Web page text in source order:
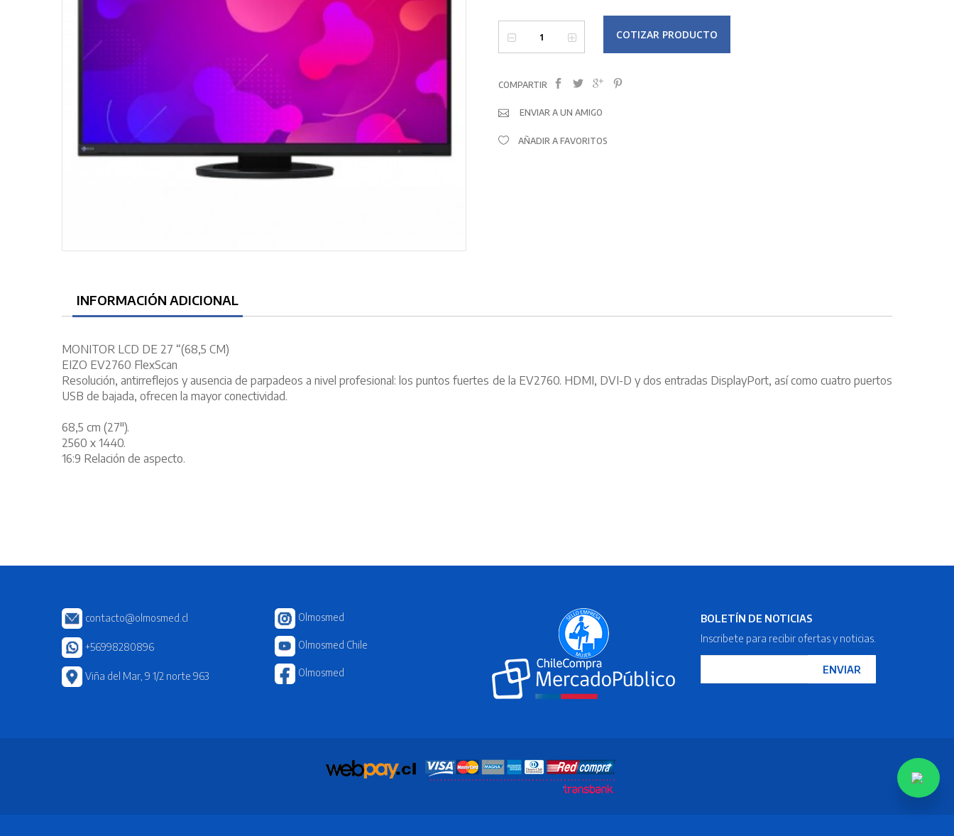
COTIZAR PRODUCTO
COMPARTIR
ENVIAR A UN AMIGO
AÑADIR A FAVORITOS
INFORMACIÓN ADICIONAL
MONITOR LCD DE 27 “(68,5 CM)
EIZO EV2760 FlexScan
Resolución, antirreflejos y ausencia de parpadeos a nivel profesional: los puntos fuertes de la EV2760. HDMI, DVI-D y dos entradas DisplayPort, así como cuatro puertos
USB de bajada, ofrecen la mayor conectividad.
68,5 cm (27").
2560 x 1440.
16:9 Relación de aspecto.
contacto@olmosmed.cl
+56998280896
Viña del Mar, 9 1/2 norte 963
Olmosmed
Olmosmed Chile
Olmosmed
BOLETÍN DE NOTICIAS
Inscribete para recibir ofertas y noticias.
ENVIAR